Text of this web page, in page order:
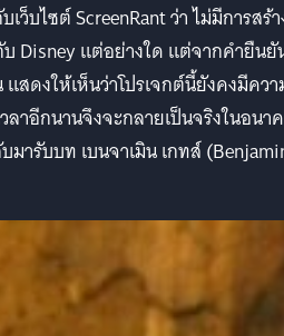
ว็บไซต์ ScreenRant ว่า ไม่มีการสร้
บ Disney แต่อย่างใด แต่จากคำยืนยั
สดงให้เห็นว่าโปรเจกต์นี้ยังคงมีคว
ลาอีกนานจึงจะกลายเป็นจริงในอนา
มารับบท เบนจาเมิน เกทส์